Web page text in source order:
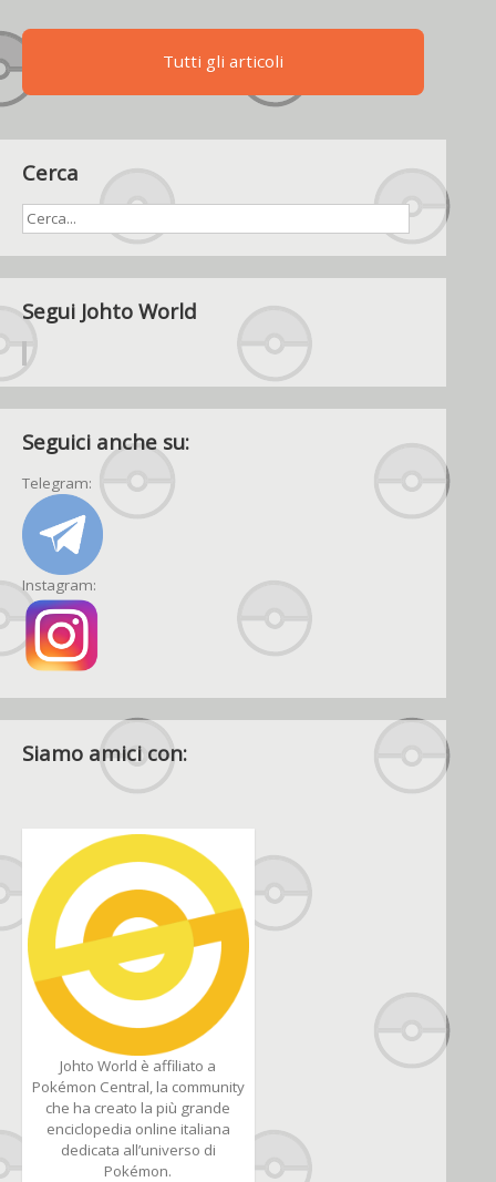
Tutti gli articoli
Cerca
Segui Johto World
Seguici anche su:
Telegram:
Instagram:
Siamo amici con:
Johto World è affiliato a
Pokémon Central, la community
che ha creato la più grande
enciclopedia online italiana
dedicata all’universo di
Pokémon.